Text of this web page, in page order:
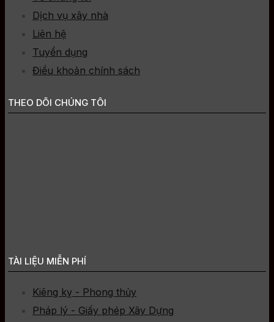
Dịch vụ xây nhà
Liên hệ
Tuyển dụng
Điều khoản chính sách
THEO DÕI CHÚNG TÔI
TÀI LIỆU MIỄN PHÍ
Kiêng kỵ - Phong thủy
Pháp lý - Giấy phép Xây Dựng